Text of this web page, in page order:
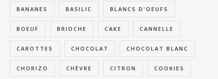
BANANES BASILIC BLANCS D'OEUFS
BOEUF BRIOCHE CAKE CANNELLE
CAROTTES CHOCOLAT CHOCOLAT BLANC
CHORIZO CHÈVRE CITRON COOKIES